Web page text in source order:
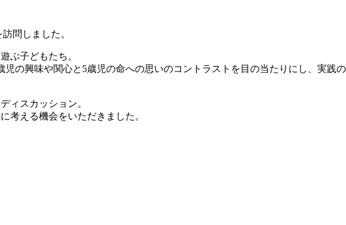
問しました。
ぶ子どもたち。
児の興味や関心と5歳児の命への思いのコントラストを目の当たりにし、実践
ィスカッション。
考える機会をいただきました。